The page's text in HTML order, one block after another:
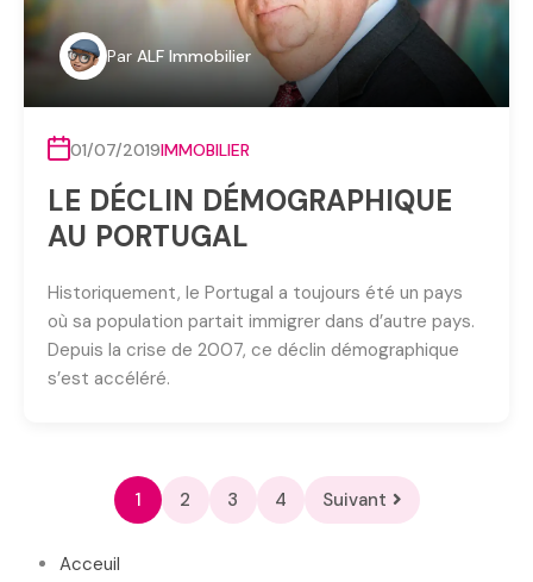
Par ALF Immobilier
01/07/2019IMMOBILIER
LE DÉCLIN DÉMOGRAPHIQUE
AU PORTUGAL
Historiquement, le Portugal a toujours été un pays
où sa population partait immigrer dans d’autre pays.
Depuis la crise de 2007, ce déclin démographique
s’est accéléré.
1 2 3 4 Suivant
Acceuil